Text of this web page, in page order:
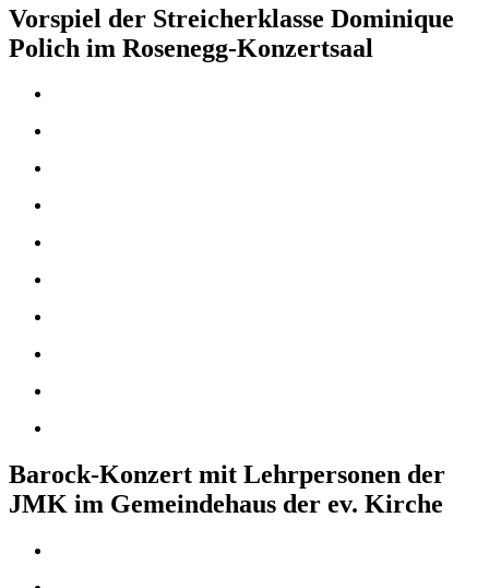
Vorspiel der Streicherklasse Dominique
Polich im Rosenegg-Konzertsaal
Barock-Konzert mit Lehrpersonen der
JMK im Gemeindehaus der ev. Kirche